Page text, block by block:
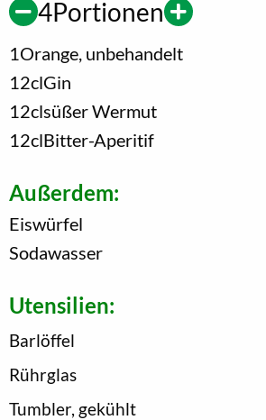
4Portionen
1 Orange, unbehandelt
12clGin
12clsüßer Wermut
12clBitter-Aperitif
Außerdem:
Eiswürfel
Sodawasser
Utensilien:
Barlöffel
Rührglas
Tumbler, gekühlt